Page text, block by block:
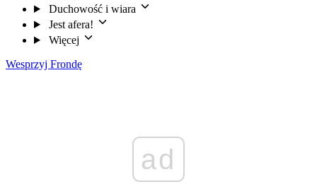
Duchowość i wiara
Jest afera!
Więcej
Wesprzyj Frondę
ad